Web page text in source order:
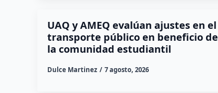
UAQ y AMEQ evalúan ajustes en el
transporte público en beneficio de
la comunidad estudiantil
Dulce Martinez 7 agosto, 2026